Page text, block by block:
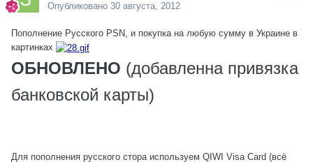
Опубликовано 30 августа, 2012
Пополнение Русского PSN, и покупка на любую сумму в Украине в
картинках
ОБНОВЛЕНО (добавленна привязка
банковской карты)
Для пополнения русского стора используем QIWI Visa Card (всё